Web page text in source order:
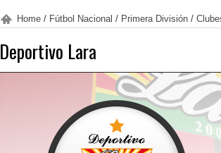
Home/ Fútbol Nacional / Primera División/
Deportivo Lara